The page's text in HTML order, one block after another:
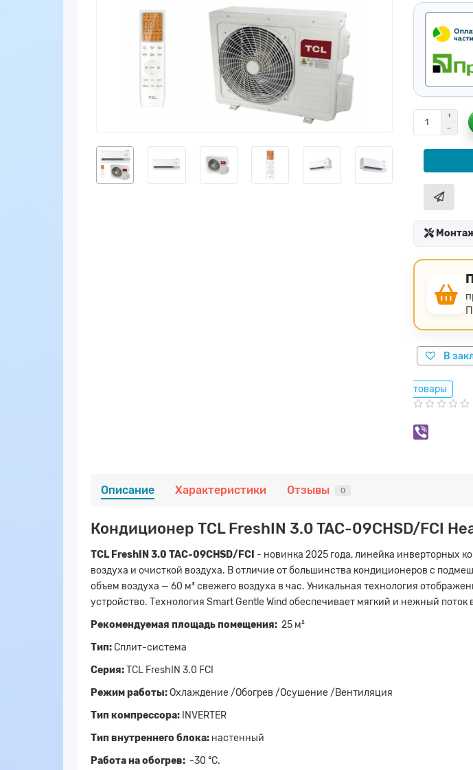
В
товары
Описание Характеристики Отзывы 0
Кондиционер TCL FreshIN 3.0 TAC-09CHSD/FCI
TCL FreshIN 3.0 TAC-09CHSD/FCI - новинка 2025 года, линейка инверторных
воздуха и очисткой воздуха. В отличие от большинства кондиционеров с
объем воздуха — 60 м³ свежего воздуха в час. Уникальная технология
устройство. Технология Smart Gentle Wind обеспечивает мягкий и нежный поток
Рекомендуемая площадь помещения: 25 м²
Тип:Сплит-система
Серия:TCL FreshIN 3.0 FCI
Режим работы:Охлаждение /Обогрев /Осушение /Вентиляция
Тип компрессора: INVERTER
Тип внутреннего блока: настенный
Работа на обогрев: -30 °С.